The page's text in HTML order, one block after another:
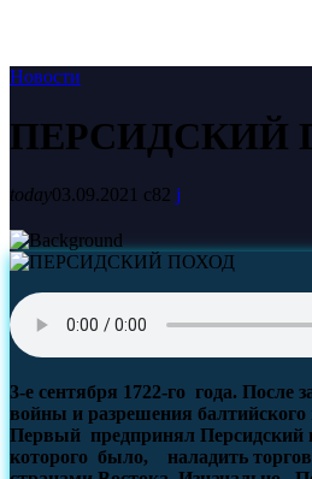
Новости
ПЕРСИДСКИЙ
today03.09.2021 82
3-е сентября 1722-го года. После
войны и разрешения балтийского
Первый предпринял Персидский
которого было, наладить